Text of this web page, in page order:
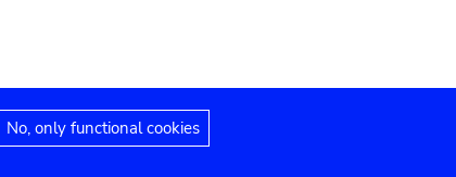
Erklärung zur Barrierefreiheit
No, only functional cookies